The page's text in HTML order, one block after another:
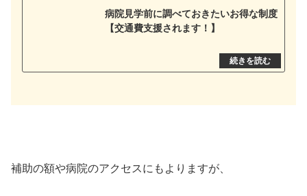
病院見学前に調べておきたいお得な制度
【交通費支援されます！】
補助の額や病院のアクセスにもよりますが、